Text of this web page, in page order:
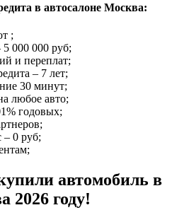
в автосалоне Москва:
;
5 000 000 руб;
и переплат;
– 7 лет;
30 минут;
любое авто;
годовых;
;
– 0 руб;
;
автомобиль в
2026 году!